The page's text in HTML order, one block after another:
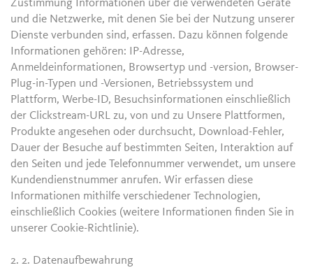
Zustimmung Informationen über die verwendeten Geräte
und die Netzwerke, mit denen Sie bei der Nutzung unserer
Dienste verbunden sind, erfassen. Dazu können folgende
Informationen gehören: IP-Adresse,
Anmeldeinformationen, Browsertyp und -version, Browser-
Plug-in-Typen und -Versionen, Betriebssystem und
Plattform, Werbe-ID, Besuchsinformationen einschließlich
der Clickstream-URL zu, von und zu Unsere Plattformen,
Produkte angesehen oder durchsucht, Download-Fehler,
Dauer der Besuche auf bestimmten Seiten, Interaktion auf
den Seiten und jede Telefonnummer verwendet, um unsere
Kundendienstnummer anrufen. Wir erfassen diese
Informationen mithilfe verschiedener Technologien,
einschließlich Cookies (weitere Informationen finden Sie in
unserer Cookie-Richtlinie).
2. 2. Datenaufbewahrung